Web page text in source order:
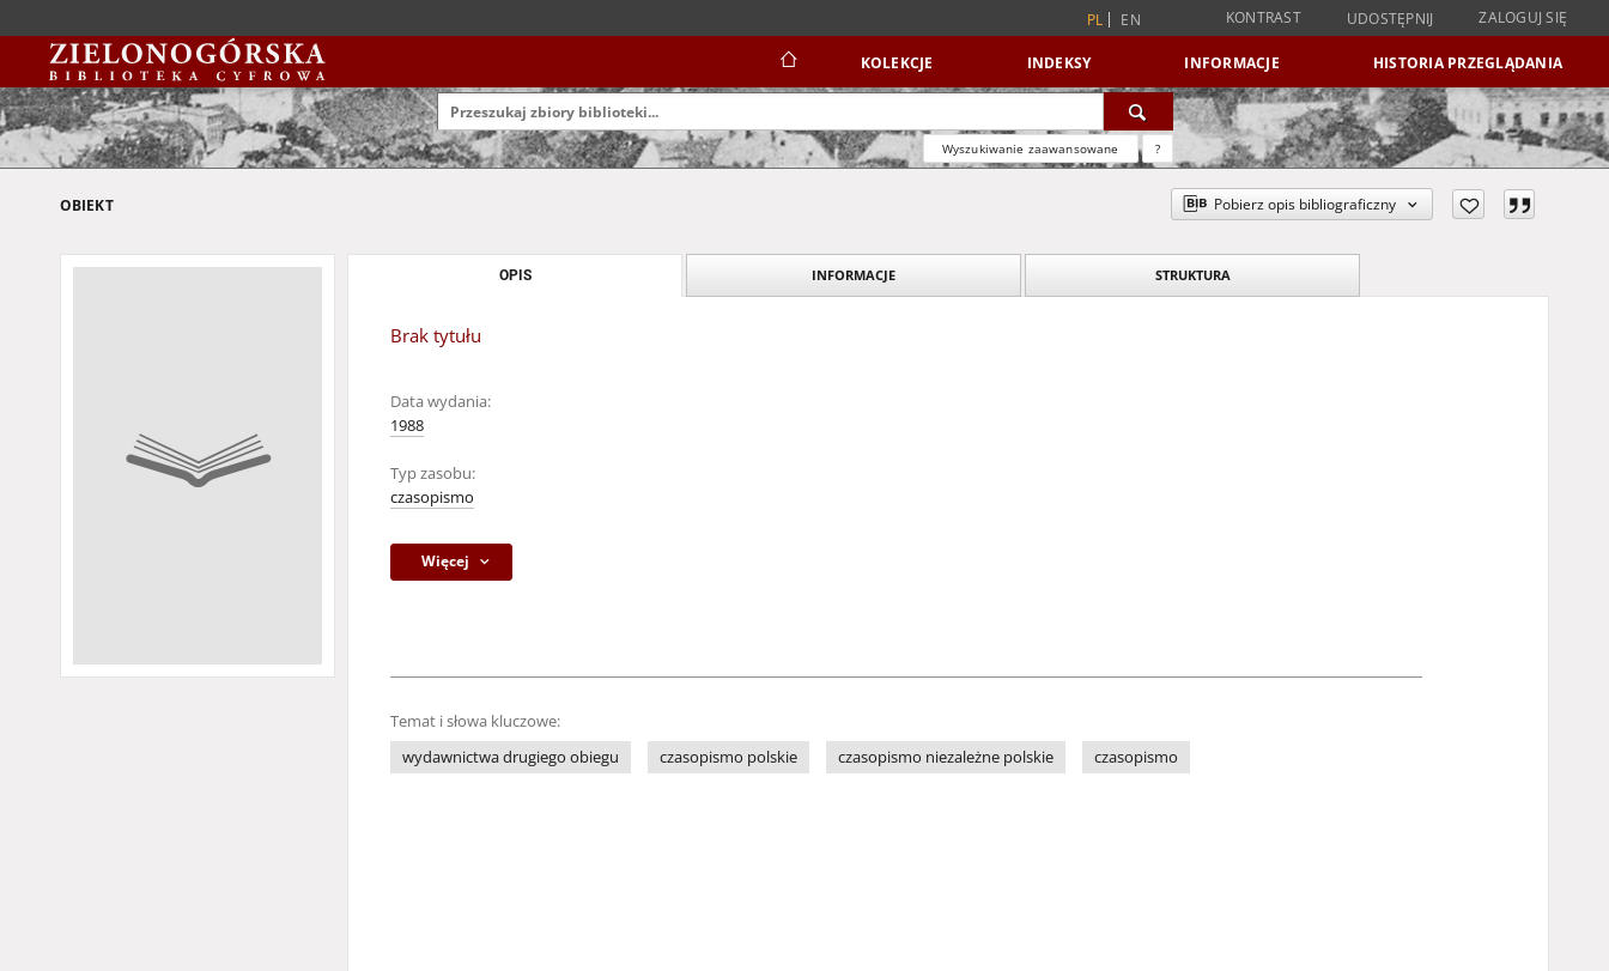
PL EN KONTRAST UDOSTĘPNIJ ZALOGUJ SIĘ
KOLEKCJE INDEKSY INFORMACJE HISTORIA PRZEGLĄDANIA
Wyszukiwanie zaawansowane ?
OBIEKT Pobierz opis bibliograficzny
OPIS INFORMACJE STRUKTURA
Brak tytułu
Data wydania:
1988
Typ zasobu:
czasopismo
Więcej
Temat i słowa kluczowe:
wydawnictwa drugiego obiegu
czasopismo polskie czasopismo niezależne polskie czasopismo